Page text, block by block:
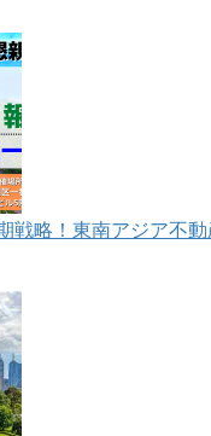
戦略！東南アジア不動